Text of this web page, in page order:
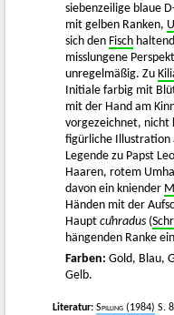
siebenzeilige blaue
mit gelben Ranken,
sich den Fisch
misslungene
unregelmäßig. Zu
Initiale farbig mit
mit der Hand am
vorgezeichnet, nicht
figürliche Illustration
Legende zu Papst
Haaren, rotem
davon ein kniender
Händen mit der
Haupt cuͦnradus (
hängenden Ranke ein
Farben: Gold, Blau,
Gelb.
Literatur: Spilling (1984) S.